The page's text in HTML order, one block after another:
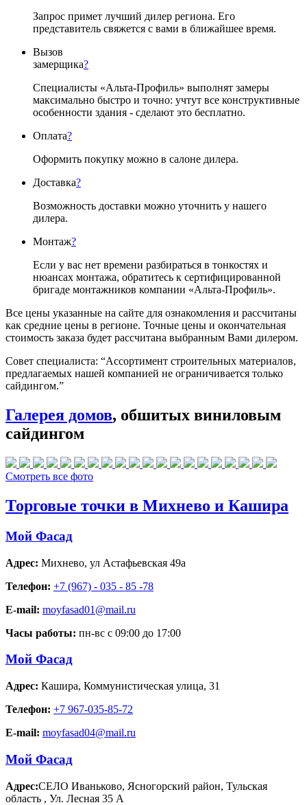
Запрос примет лучший дилер региона. Его
представитель свяжется с вами в ближайшее время.
Вызов
замерщика?
Специалисты «Альта-Профиль» выполнят замеры
максимально быстро и точно: учтут все конструктивные
особенности здания - сделают это бесплатно.
Оплата?
Оформить покупку можно в салоне дилера.
Доставка?
Возможность доставки можно уточнить у нашего
дилера.
Монтаж?
Если у вас нет времени разбираться в тонкостях и
нюансах монтажа, обратитесь к сертифицированной
бригаде монтажников компании «Альта-Профиль».
Все цены указанные на сайте для ознакомления и рассчитаны
как средние цены в регионе. Точные цены и окончательная
стоимость заказа будет рассчитана выбранным Вами дилером.
Совет специалиста: “Ассортимент строительных материалов,
предлагаемых нашей компанией не ограничивается только
сайдингом.”
Галерея домов, обшитых виниловым
сайдингом
Смотреть все фото
Торговые точки в Михнево и Кашира
Мой Фасад
Адрес: Михнево, ул Астафьевская 49а
Телефон: +7 (967) - 035 - 85 -78
E-mail: moyfasad01@mail.ru
Часы работы: пн-вс с 09:00 до 17:00
Мой Фасад
Адрес: Кашира, Коммунистическая улица, 31
Телефон: +7 967-035-85-72
E-mail: moyfasad04@mail.ru
Мой Фасад
Адрес:СЕЛО Иваньково, Ясногорский район, Тульская
область , Ул. Лесная 35 А